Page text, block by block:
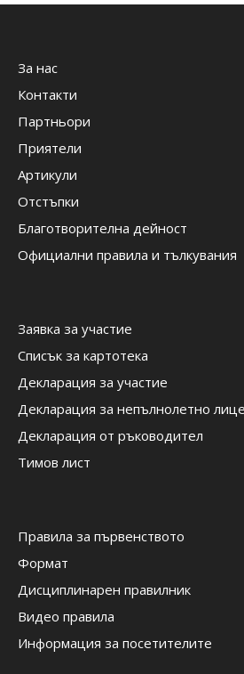
За нас
Контакти
Партньори
Приятели
Артикули
Отстъпки
Благотворителна дейност
Официални правила и тълкувания
Заявка за участие
Списък за картотека
Декларация за участие
Декларация за непълнолетно лице
Декларация от ръководител
Тимов лист
Правила за първенството
Формат
Дисциплинарен правилник
Видео правила
Информация за посетителите